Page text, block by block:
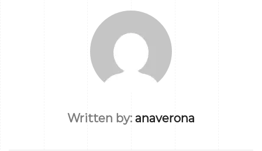
Written by: anaverona